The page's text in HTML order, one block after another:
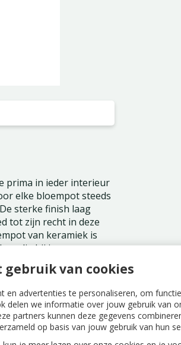
gebruik van cookies
en advertenties te personaliseren, om
delen we informatie over jouw gebruik van
partners kunnen deze gegevens
op basis van jouw gebruik van hun
prima in ieder interieur
elke bloempot steeds
sterke finish laag
tot zijn recht in deze
van keramiek is
die bij jouw